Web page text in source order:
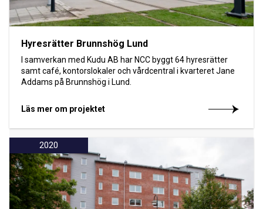
Hyresrätter Brunnshög Lund
I samverkan med Kudu AB har NCC byggt 64 hyresrätter
samt café, kontorslokaler och vårdcentral i kvarteret Jane
Addams på Brunnshög i Lund.
Läs mer om projektet
2020